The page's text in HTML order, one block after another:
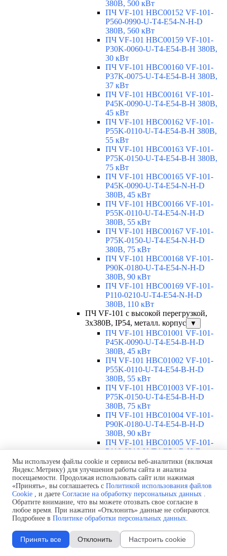
380В, 500 кВт
ПЧ VF-101 HBC00152 VF-101-
P560-0990-U-T4-E54-N-H-D
380В, 560 кВт
ПЧ VF-101 HBC00159 VF-101-
P30K-0060-U-T4-E54-B-H 380В,
30 кВт
ПЧ VF-101 HBC00160 VF-101-
P37K-0075-U-T4-E54-B-H 380В,
37 кВт
ПЧ VF-101 HBC00161 VF-101-
P45K-0090-U-T4-E54-B-H 380В,
45 кВт
ПЧ VF-101 HBC00162 VF-101-
P55K-0110-U-T4-E54-B-H 380В,
55 кВт
ПЧ VF-101 HBC00163 VF-101-
P75K-0150-U-T4-E54-B-H 380В,
75 кВт
ПЧ VF-101 HBC00165 VF-101-
P45K-0090-U-T4-E54-N-H-D
380В, 45 кВт
ПЧ VF-101 HBC00166 VF-101-
P55K-0110-U-T4-E54-N-H-D
380В, 55 кВт
ПЧ VF-101 HBC00167 VF-101-
P75K-0150-U-T4-E54-N-H-D
380В, 75 кВт
ПЧ VF-101 HBC00168 VF-101-
P90K-0180-U-T4-E54-N-H-D
380В, 90 кВт
ПЧ VF-101 HBC00169 VF-101-
P110-0210-U-T4-E54-N-H-D
380В, 110 кВт
ПЧ VF-101 с высокой перегрузкой,
3х380В, IP54, металл. корпус
▼
ПЧ VF-101 HBC01001 VF-101-
P45K-0090-U-T4-E54-B-H-D
380В, 45 кВт
ПЧ VF-101 HBC01002 VF-101-
P55K-0110-U-T4-E54-B-H-D
380В, 55 кВт
ПЧ VF-101 HBC01003 VF-101-
P75K-0150-U-T4-E54-B-H-D
380В, 75 кВт
ПЧ VF-101 HBC01004 VF-101-
P90K-0180-U-T4-E54-B-H-D
380В, 90 кВт
ПЧ VF-101 HBC01005 VF-101-
P110-0210-U-T4-E54-B-H-D
380В, 110 кВт
ПЧ VF-101 с высокой перегрузкой,
1х220В, IP54 ▼
ПЧ VF-101 HBC00101 VF-101-
PK75-0004-U-S2-E54-B-H 220В,
0,75 кВт
ПЧ VF-101 HBC00102 VF-101-
1,5 кВт
ПЧ VF-101 HBC00103 VF-101-
Мы используем файлы cookie и сервисы веб-аналитики (включая
Яндекс.Метрику) для улучшения работы сайта и анализа
посещаемости. Продолжая использовать сайт или нажимая
«Принять», вы соглашаетесь с Политикой использования файлов
Cookie , и даете Согласие на обработку персональных данных .
Обратите внимание, что вы можете отозвать свое согласие в
любое время. При нажатии «Отклонить» данные не собираются.
Подробнее в Политике обработки персональных данных.
Принять все Отклонить Настроить cookie